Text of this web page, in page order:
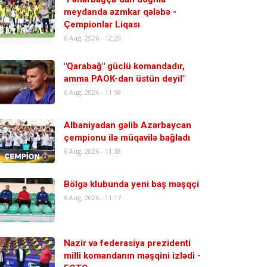
meydanda əzmkar qələbə -
Çempionlar Liqası
6 Aug, 2026 - 12:20
"Qarabağ" güclü komandadır,
amma PAOK-dan üstün deyil"
6 Aug, 2026 - 11:58
Albaniyadan gəlib Azərbaycan
çempionu ilə müqavilə bağladı
6 Aug, 2026 - 11:38
Bölgə klubunda yeni baş məşqçi
6 Aug, 2026 - 11:17
Nazir və federasiya prezidenti
milli komandanın məşqini izlədi -